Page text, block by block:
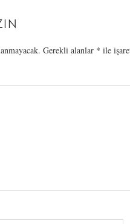
Gerekli alanlar * ile